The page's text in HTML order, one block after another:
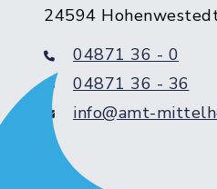
24594
04871 36 - 0
04871 36 - 36
info@amt-